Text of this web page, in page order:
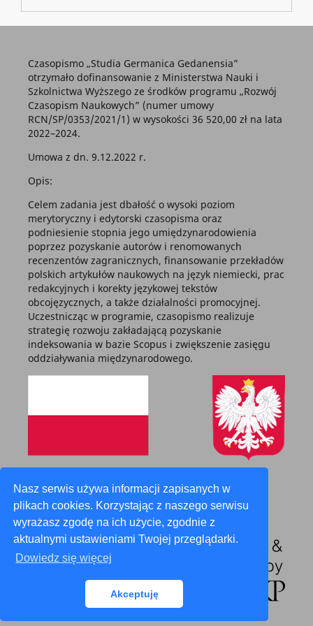
Nasz serwis używa informacji zapisanych w
plikach cookies. Korzystając z naszego serwisu
wyrażasz zgodę na ich użycie, zgodnie z
aktualnymi ustawieniami Twojej przeglądarki.
Dowiedz się więcej
Akceptuję
Czasopismo „Studia Germanica Gedanensia”
otrzymało dofinansowanie z Ministerstwa Nauki i
Szkolnictwa Wyższego ze środków programu „Rozwój
Czasopism Naukowych” (numer umowy
RCN/SP/0353/2021/1) w wysokości 36 520,00 zł na lata
2022–2024.
Umowa z dn. 9.12.2022 r.
Opis:
Celem zadania jest dbałość o wysoki poziom
merytoryczny i edytorski czasopisma oraz
podniesienie stopnia jego umiędzynarodowienia
poprzez pozyskanie autorów i renomowanych
recenzentów zagranicznych, finansowanie przekładów
polskich artykułów naukowych na język niemiecki, prac
redakcyjnych i korekty językowej tekstów
obcojęzycznych, a także działalności promocyjnej.
Uczestnicząc w programie, czasopismo realizuje
strategię rozwoju zakładającą pozyskanie
indeksowania w bazie Scopus i zwiększenie zasięgu
oddziaływania międzynarodowego.